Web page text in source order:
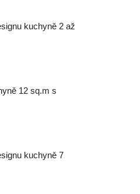
kuchyně 2 až
12 sq.m s
kuchyně 7